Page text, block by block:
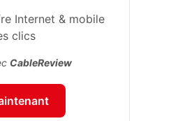
Internet & mobile
clics
CableReview